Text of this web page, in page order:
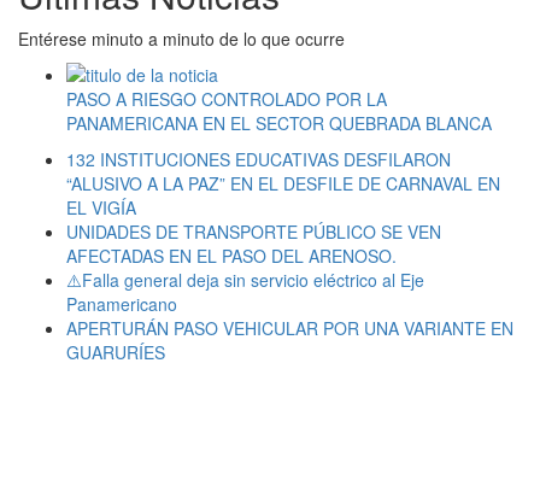
Entérese minuto a minuto de lo que ocurre
PASO A RIESGO CONTROLADO POR LA
PANAMERICANA EN EL SECTOR QUEBRADA BLANCA
132 INSTITUCIONES EDUCATIVAS DESFILARON
“ALUSIVO A LA PAZ” EN EL DESFILE DE CARNAVAL EN
EL VIGÍA
UNIDADES DE TRANSPORTE PÚBLICO SE VEN
AFECTADAS EN EL PASO DEL ARENOSO.
⚠️Falla general deja sin servicio eléctrico al Eje
Panamericano
APERTURÁN PASO VEHICULAR POR UNA VARIANTE EN
GUARURÍES